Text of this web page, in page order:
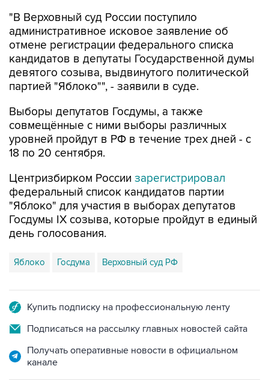
"В Верховный суд России поступило
административное исковое заявление об
отмене регистрации федерального списка
кандидатов в депутаты Государственной думы
девятого созыва, выдвинутого политической
партией "Яблоко"", - заявили в суде.
Выборы депутатов Госдумы, а также
совмещённые с ними выборы различных
уровней пройдут в РФ в течение трех дней - с
18 по 20 сентября.
Центризбирком России зарегистрировал
федеральный список кандидатов партии
"Яблоко" для участия в выборах депутатов
Госдумы IX созыва, которые пройдут в единый
день голосования.
Яблоко Госдума Верховный суд РФ
Купить подписку на профессиональную ленту
Подписаться на рассылку главных новостей сайта
Получать оперативные новости в официальном
канале